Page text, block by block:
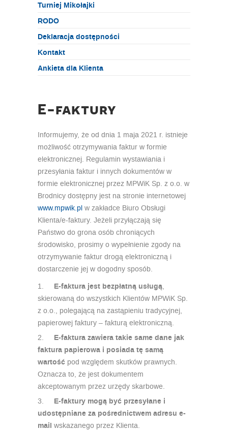
Turniej Mikołajki
RODO
Deklaracja dostępności
Kontakt
Ankieta dla Klienta
E-faktury
Informujemy, że od dnia 1 maja 2021 r. istnieje
możliwość otrzymywania faktur w formie
elektronicznej. Regulamin wystawiania i
przesyłania faktur i innych dokumentów w
formie elektronicznej przez MPWiK Sp. z o.o. w
Brodnicy dostępny jest na stronie internetowej
www.mpwik.pl w zakładce Biuro Obsługi
Klienta/e-faktury. Jeżeli przyłączają się
Państwo do grona osób chroniących
środowisko, prosimy o wypełnienie zgody na
otrzymywanie faktur drogą elektroniczną i
dostarczenie jej w dogodny sposób.
1. E-faktura jest bezpłatną usługą,
skierowaną do wszystkich Klientów MPWiK Sp.
z o.o., polegającą na zastąpieniu tradycyjnej,
papierowej faktury – fakturą elektroniczną.
2. E-faktura zawiera takie same dane jak
faktura papierowa i posiada tę samą
wartość pod względem skutków prawnych.
Oznacza to, że jest dokumentem
akceptowanym przez urzędy skarbowe.
3. E-faktury mogą być przesyłane i
udostępniane za pośrednictwem adresu e-
mail wskazanego przez Klienta.